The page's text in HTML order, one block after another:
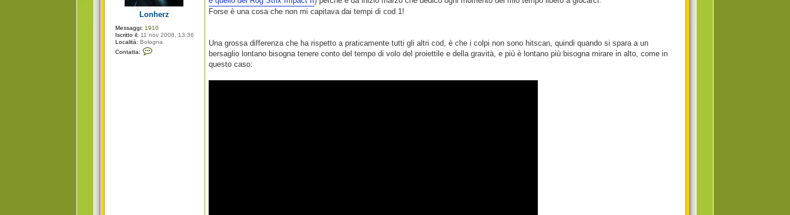
Lonherz
Messaggi: 1910
Iscritto il: 11 nov 2008, 13:36
Località: Bologna
Contatta:
g
i
o
Forse è una cosa che non mi capitava dai tempi di cod 1!
Una grossa differenza che ha rispetto a praticamente tutti gli altri cod, è che i colpi non sono hitscan, quindi quando si spara a un
bersaglio lontano bisogna tenere conto del tempo di volo del proiettile e della gravità, e più è lontano più bisogna mirare in alto, come in
questo caso: